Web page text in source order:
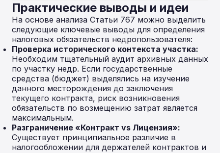
Практические выводы и идеи
На основе анализа Статьи 767 можно выделить
следующие ключевые выводы для определения
налоговых обязательств недропользователя:
Проверка исторического контекста участка:
Необходим тщательный аудит архивных данных
по участку недр. Если государственные
средства (бюджет) выделялись на изучение
данного месторождения до заключения
текущего контракта, риск возникновения
обязательств по возмещению затрат является
максимальным.
Разграничение «Контракт vs Лицензия»:
Существует принципиальное различие в
налогообложении для держателей контрактов и